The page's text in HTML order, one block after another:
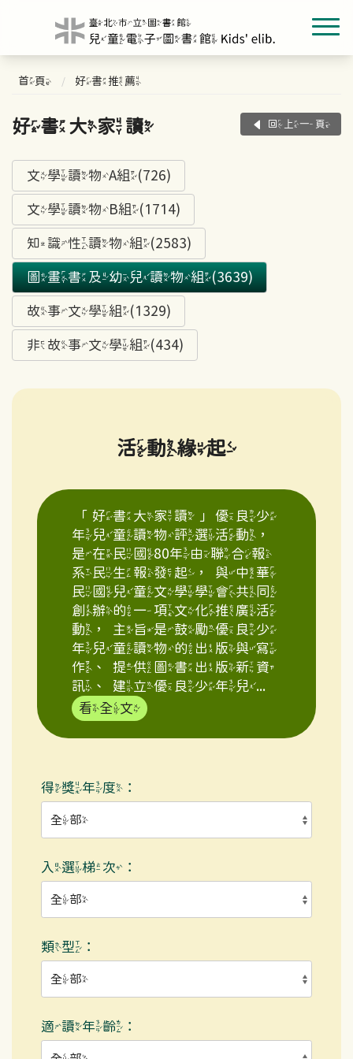
首頁 好書推薦
好書大家讀 回上一頁
文學讀物A組(726)
文學讀物B組(1714)
知識性讀物組(2583)
圖畫書及幼兒讀物組(3639)
故事文學組(1329)
非故事文學組(434)
活動緣起
「好書大家讀」優良少
年兒童讀物評選活動，
是在民國80年由聯合報
系民生報發起，與中華
民國兒童文學學會共同
創辦的一項文化推廣活
動，主旨是鼓勵優良少
年兒童讀物的出版與寫
作、提供圖書出版新資
訊、建立優良少年兒...
看全文
得獎年度：
入選梯次：
類型：
適讀年齡：